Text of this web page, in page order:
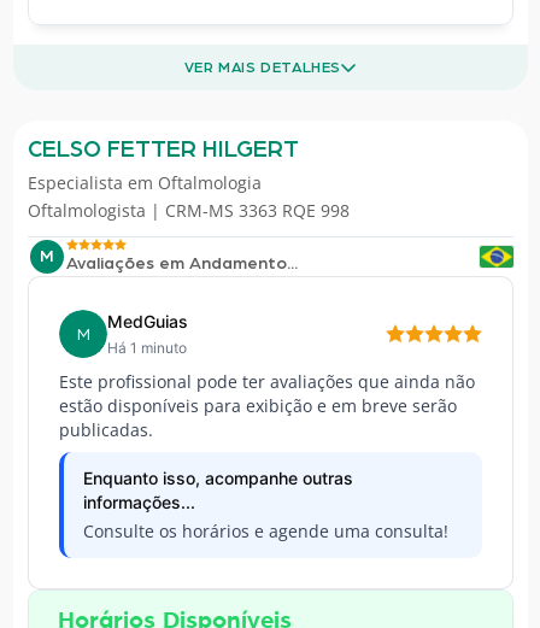
VER MAIS DETALHES
CELSO FETTER HILGERT
Especialista em Oftalmologia
Oftalmologista | CRM-MS 3363 RQE 998
M Avaliações em Andamento...
M
MedGuias
Há 1 minuto
Este profissional pode ter avaliações que ainda não
estão disponíveis para exibição e em breve serão
publicadas.
Enquanto isso, acompanhe outras
informações...
Consulte os horários e agende uma consulta!
Horários Disponíveis